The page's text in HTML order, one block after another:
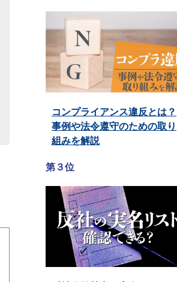
コンプライアンス違反とは？
事例や法令遵守のための取り
組みを解説
第３位